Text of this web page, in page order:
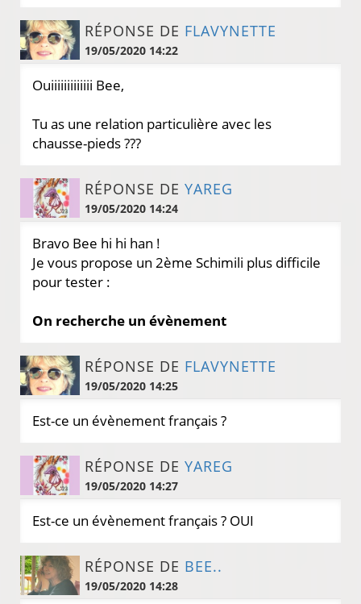
RÉPONSE DE FLAVYNETTE
19/05/2020 14:22
Ouiiiiiiiiiiiii Bee,
Tu as une relation particulière avec les
chausse-pieds ???
RÉPONSE DE YAREG
19/05/2020 14:24
Bravo Bee hi hi han !
Je vous propose un 2ème Schimili plus difficile
pour tester :
On recherche un évènement
RÉPONSE DE FLAVYNETTE
19/05/2020 14:25
Est-ce un évènement français ?
RÉPONSE DE YAREG
19/05/2020 14:27
Est-ce un évènement français ? OUI
RÉPONSE DE BEE..
19/05/2020 14:28